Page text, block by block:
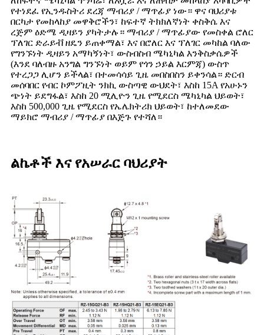
የተነደፈ የኢንዱስትሪ ደረጃ ማብሪያ / ማጥፊያ ነው። ዋና ባህሪያቱ
በርካታ የመከላከያ መዋቅሮችን፣ ከፍተኛ ትክክለኛነት ቀስቅሴ እና
ረጅም ዕድሜ ዲዛይን ያካትታሉ። ማብሪያ / ማጥፊያው የመስቀል ሮለር
ፕለገር ድራይቭ ዘዴን ይጠቀማል፣ እና በሮለር እና ፕለገር መካከል ባለው
የግንኙነት ዲዛይን አማካኝነት፣ ውስብስብ ሜካኒካል እንቅስቃሴዎች
(እንደ ባለብዙ አንግል ግንኙነት ወይም የጎን ኃይል እርምጃ) ውስጥ
የተረጋጋ ሊሆን ይችላል፣ በተመሳሳይ ጊዜ መበስበስን ይቀንሳል። ድርብ
መሰባበር የብር ኮምፖዚት ንክኪ ውስጣዊ ውህደት፣ እስከ 15A የአሁኑን
ጭነት ይደግፋል፣ እስከ 20 ሚሊዮን ጊዜ የሚደርስ ሜካኒካል ህይወት፣
እስከ 500,000 ጊዜ የሚደርስ የኤሌክትሪክ ህይወት፣ ከተለመደው
ማይክሮ ማብሪያ / ማጥፊያ በእጅጉ የተሻለ።
ልኬቶች እና የአሠራር ባህሪያት